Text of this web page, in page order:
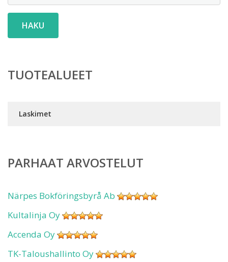
HAKU
TUOTEALUEET
Laskimet
PARHAAT ARVOSTELUT
Närpes Bokföringsbyrå Ab
Kultalinja Oy
Accenda Oy
TK-Taloushallinto Oy